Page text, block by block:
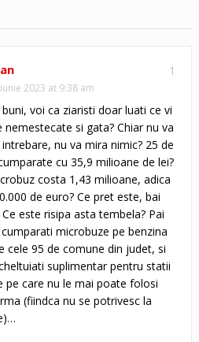
1
2023 at 9:38 am
voi ca ziaristi doar luati ce vi
nemestecate si gata? Chiar nu va
nu va mira nimic? 25 de
cu 35,9 milioane de lei?
costa 1,43 milioane, adica
de euro? Ce pret este, bai
este risipa asta tembela? Pai
microbuze pe benzina
cele 95 de comune din judet, si
suplimentar pentru statii
pe care nu le mai poate folosi
(fiindca nu se potrivesc la